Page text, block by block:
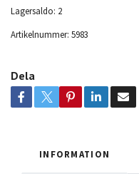
Lagersaldo: 2
Artikelnummer: 5983
Dela
INFORMATION